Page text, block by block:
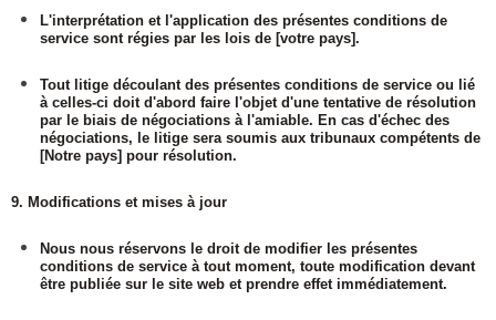
L'interprétation et l'application des présentes conditions de
service sont régies par les lois de [votre pays].
Tout litige découlant des présentes conditions de service ou lié
à celles-ci doit d'abord faire l'objet d'une tentative de résolution
par le biais de négociations à l'amiable. En cas d'échec des
négociations, le litige sera soumis aux tribunaux compétents de
[Notre pays] pour résolution.
9. Modifications et mises à jour
Nous nous réservons le droit de modifier les présentes
conditions de service à tout moment, toute modification devant
être publiée sur le site web et prendre effet immédiatement.